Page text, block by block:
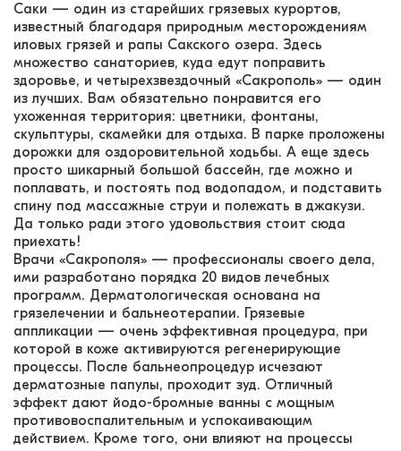
Саки — один из старейших грязевых курортов,
известный благодаря природным месторождениям
иловых грязей и рапы Сакского озера. Здесь
множество санаториев, куда едут поправить
здоровье, и четырехзвездочный «Сакрополь» — один
из лучших. Вам обязательно понравится его
ухоженная территория: цветники, фонтаны,
скульптуры, скамейки для отдыха. В парке проложены
дорожки для оздоровительной ходьбы. А еще здесь
просто шикарный большой бассейн, где можно и
поплавать, и постоять под водопадом, и подставить
спину под массажные струи и полежать в джакузи.
Да только ради этого удовольствия стоит сюда
приехать!
Врачи «Сакрополя» — профессионалы своего дела,
ими разработано порядка 20 видов лечебных
программ. Дерматологическая основана на
грязелечении и бальнеотерапии. Грязевые
аппликации — очень эффективная процедура, при
которой в коже активируются регенерирующие
процессы. После бальнеопроцедур исчезают
дерматозные папулы, проходит зуд. Отличный
эффект дают йодо-бромные ванны с мощным
противовоспалительным и успокаивающим
действием. Кроме того, они влияют на процессы